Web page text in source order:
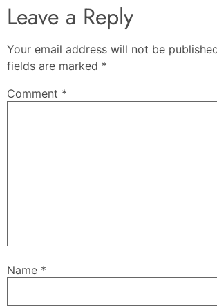
Leave a Reply
Your email address will not be
fields are marked *
Comment *
Name *